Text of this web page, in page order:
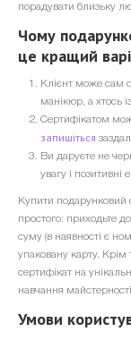
порадувати близьку
Чому
це кращий
Клієнт може сам
манікюр, а хтось
Сертифікатом
запишіться
Ви даруєте не
увагу і позитивні
Купити подарунковий
простого: приходьте
суму (в наявності є
упаковану карту.
сертифікат на
навчання
Умови